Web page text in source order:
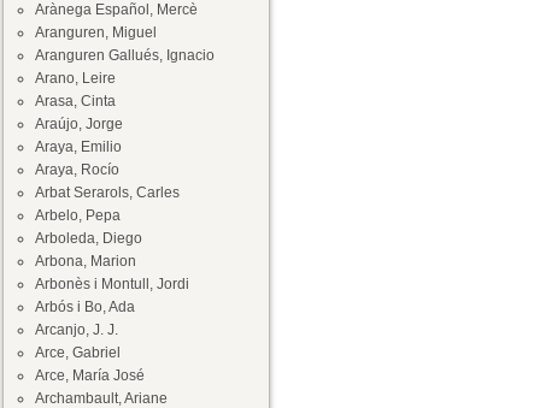
Arànega Español, Mercè
Aranguren, Miguel
Aranguren Gallués, Ignacio
Arano, Leire
Arasa, Cinta
Araújo, Jorge
Araya, Emilio
Araya, Rocío
Arbat Serarols, Carles
Arbelo, Pepa
Arboleda, Diego
Arbona, Marion
Arbonès i Montull, Jordi
Arbós i Bo, Ada
Arcanjo, J. J.
Arce, Gabriel
Arce, María José
Archambault, Ariane